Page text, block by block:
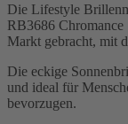
Die Lifestyle
RB3686
Markt gebracht, mit
Die eckige
und ideal für
bevorzugen.